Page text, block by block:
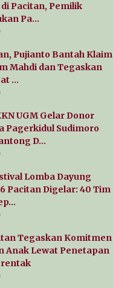
Pacitan, Pemilik
Pa…
Pujianto Bantah Klaim
Mahdi dan Tegaskan
…
UGM Gelar Donor
Pagerkidul Sudimoro
D…
Lomba Dayung
Pacitan Digelar: 40 Tim
Tegaskan Komitmen
Anak Lewat Penetapan